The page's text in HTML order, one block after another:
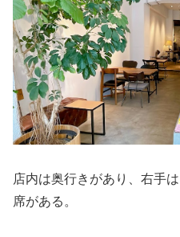
店内は奥行きがあり、右手
席がある。